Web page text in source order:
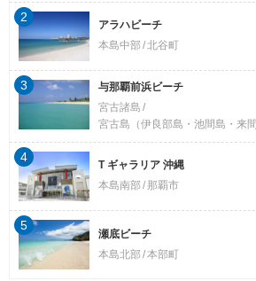
アラハビーチ
本島中部 北谷町
2
与那覇前浜ビーチ
宮古諸島
宮古島（伊良部島・池間島・来
3
T ギャラリア 沖縄
本島南部
那覇市
4
瀬底ビーチ
本島北部 本部町
5